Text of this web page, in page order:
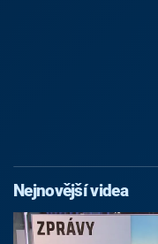
Nejnovější videa